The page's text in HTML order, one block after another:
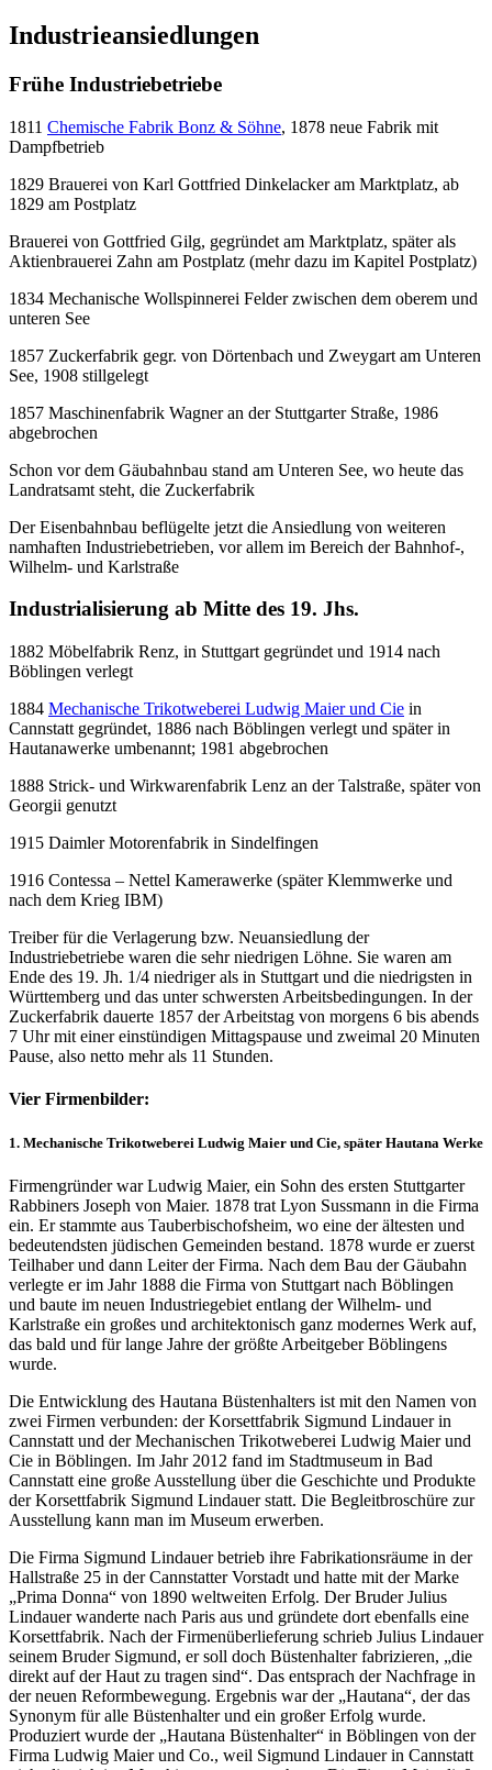
Industrieansiedlungen
Frühe Industriebetriebe
1811 Chemische Fabrik Bonz & Söhne, 1878 neue Fabrik mit
Dampfbetrieb
1829 Brauerei von Karl Gottfried Dinkelacker am Marktplatz, ab
1829 am Postplatz
Brauerei von Gottfried Gilg, gegründet am Marktplatz, später als
Aktienbrauerei Zahn am Postplatz (mehr dazu im Kapitel Postplatz)
1834 Mechanische Wollspinnerei Felder zwischen dem oberem und
unteren See
1857 Zuckerfabrik gegr. von Dörtenbach und Zweygart am Unteren
See, 1908 stillgelegt
1857 Maschinenfabrik Wagner an der Stuttgarter Straße, 1986
abgebrochen
Schon vor dem Gäubahnbau stand am Unteren See, wo heute das
Landratsamt steht, die Zuckerfabrik
Der Eisenbahnbau beflügelte jetzt die Ansiedlung von weiteren
namhaften Industriebetrieben, vor allem im Bereich der Bahnhof-,
Wilhelm- und Karlstraße
Industrialisierung ab Mitte des 19. Jhs.
1882 Möbelfabrik Renz, in Stuttgart gegründet und 1914 nach
Böblingen verlegt
1884 Mechanische Trikotweberei Ludwig Maier und Cie in
Cannstatt gegründet, 1886 nach Böblingen verlegt und später in
Hautanawerke umbenannt; 1981 abgebrochen
1888 Strick- und Wirkwarenfabrik Lenz an der Talstraße, später von
Georgii genutzt
1915 Daimler Motorenfabrik in Sindelfingen
1916 Contessa – Nettel Kamerawerke (später Klemmwerke und
nach dem Krieg IBM)
Treiber für die Verlagerung bzw. Neuansiedlung der
Industriebetriebe waren die sehr niedrigen Löhne. Sie waren am
Ende des 19. Jh. 1/4 niedriger als in Stuttgart und die niedrigsten in
Württemberg und das unter schwersten Arbeitsbedingungen. In der
Zuckerfabrik dauerte 1857 der Arbeitstag von morgens 6 bis abends
7 Uhr mit einer einstündigen Mittagspause und zweimal 20 Minuten
Pause, also netto mehr als 11 Stunden.
Vier Firmenbilder:
1. Mechanische Trikotweberei Ludwig Maier und Cie, später Hautana Werke
Firmengründer war Ludwig Maier, ein Sohn des ersten Stuttgarter
Rabbiners Joseph von Maier. 1878 trat Lyon Sussmann in die Firma
ein. Er stammte aus Tauberbischofsheim, wo eine der ältesten und
bedeutendsten jüdischen Gemeinden bestand. 1878 wurde er zuerst
Teilhaber und dann Leiter der Firma. Nach dem Bau der Gäubahn
verlegte er im Jahr 1888 die Firma von Stuttgart nach Böblingen
und baute im neuen Industriegebiet entlang der Wilhelm- und
Karlstraße ein großes und architektonisch ganz modernes Werk auf,
das bald und für lange Jahre der größte Arbeitgeber Böblingens
wurde.
Die Entwicklung des Hautana Büstenhalters ist mit den Namen von
zwei Firmen verbunden: der Korsettfabrik Sigmund Lindauer in
Cannstatt und der Mechanischen Trikotweberei Ludwig Maier und
Cie in Böblingen. Im Jahr 2012 fand im Stadtmuseum in Bad
Cannstatt eine große Ausstellung über die Geschichte und Produkte
der Korsettfabrik Sigmund Lindauer statt. Die Begleitbroschüre zur
Ausstellung kann man im Museum erwerben.
Die Firma Sigmund Lindauer betrieb ihre Fabrikationsräume in der
Hallstraße 25 in der Cannstatter Vorstadt und hatte mit der Marke
„Prima Donna“ von 1890 weltweiten Erfolg. Der Bruder Julius
Lindauer wanderte nach Paris aus und gründete dort ebenfalls eine
Korsettfabrik. Nach der Firmenüberlieferung schrieb Julius Lindauer
seinem Bruder Sigmund, er soll doch Büstenhalter fabrizieren, „die
direkt auf der Haut zu tragen sind“. Das entsprach der Nachfrage in
der neuen Reformbewegung. Ergebnis war der „Hautana“, der das
Synonym für alle Büstenhalter und ein großer Erfolg wurde.
Produziert wurde der „Hautana Büstenhalter“ in Böblingen von der
Firma Ludwig Maier und Co., weil Sigmund Lindauer in Cannstatt